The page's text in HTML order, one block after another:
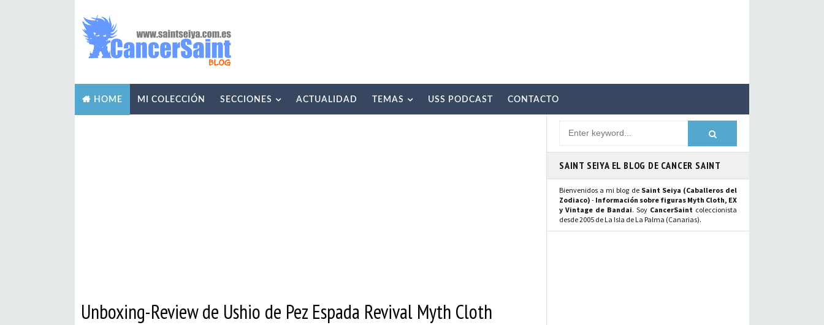
HOME MI COLECCIÓN SECCIONES ACTUALIDAD TEMAS USS PODCAST CONTACTO
Unboxing-Review de Ushio de Pez Espada Revival Myth Cloth
SAINT SEIYA EL BLOG DE CANCER SAINT
Bienvenidos a mi blog de Saint Seiya (Caballeros del
Zodiaco) - Información sobre figuras Myth Cloth, EX
y Vintage de Bandai. Soy CancerSaint coleccionista
desde 2005 de La Isla de La Palma (Canarias).